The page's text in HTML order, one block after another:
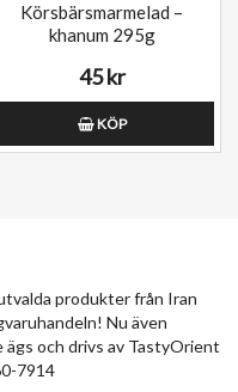
Körsbärsmarmelad –
khanum 295g
45 kr
KÖP
produkter från Iran
Nu även
och drivs av TastyOrient
7914